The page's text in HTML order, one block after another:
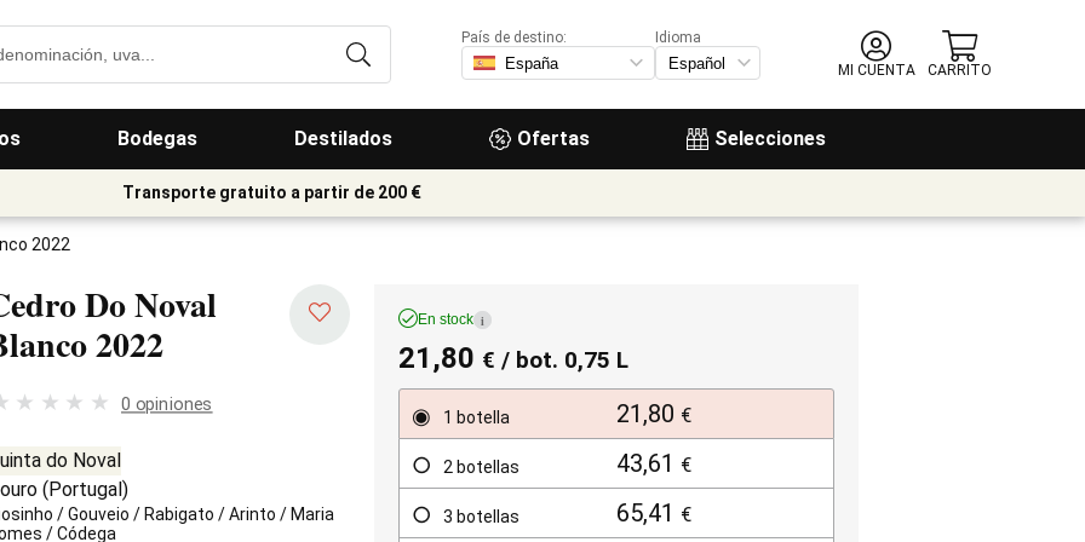
Bodegas Destilados Ofertas Selecciones
País de destino:
Idioma
MI CUENTA
CARRITO
Transporte gratuito a partir de 200 €
2022
Do Noval
2022
0 opiniones
do Noval
(Portugal)
/Gouveio / Rabigato /Arinto / Maria
/Códega
En stock i
21,80 € / bot. 0,75 L
1 botella 21,80 €
2 botellas 43,61 €
3 botellas 65,41 €